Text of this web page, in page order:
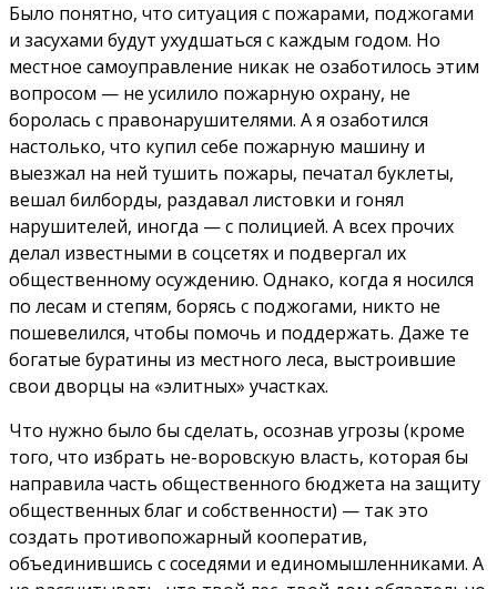
Было понятно, что ситуация с пожарами, поджогами
и засухами будут ухудшаться с каждым годом. Но
местное самоуправление никак не озаботилось этим
вопросом — не усилило пожарную охрану, не
боролась с правонарушителями. А я озаботился
настолько, что купил себе пожарную машину и
выезжал на ней тушить пожары, печатал буклеты,
вешал билборды, раздавал листовки и гонял
нарушителей, иногда — с полицией. А всех прочих
делал известными в соцсетях и подвергал их
общественному осуждению. Однако, когда я носился
по лесам и степям, борясь с поджогами, никто не
пошевелился, чтобы помочь и поддержать. Даже те
богатые буратины из местного леса, выстроившие
свои дворцы на «элитных» участках.
Что нужно было бы сделать, осознав угрозы (кроме
того, что избрать не-воровскую власть, которая бы
направила часть общественного бюджета на защиту
общественных благ и собственности) — так это
создать противопожарный кооператив,
объединившись с соседями и единомышленниками. А